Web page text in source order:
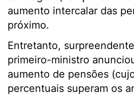
aumento intercalar das
próximo.
Entretanto,
primeiro-ministro
aumento de pensões
percentuais superam os